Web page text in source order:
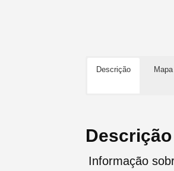
Descrição Mapa
Descrição
Informação